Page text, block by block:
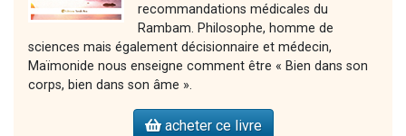
recommandations médicales du
Rambam. Philosophe, homme de
sciences mais également décisionnaire et médecin,
Maïmonide nous enseigne comment être « Bien dans son
corps, bien dans son âme ».
acheter ce livre